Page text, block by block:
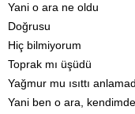
Yani o ara ne oldu
Doğrusu
Hiç bilmiyorum
Toprak mı üşüdü
Yağmur mu ısıttı
Yani ben o ara,